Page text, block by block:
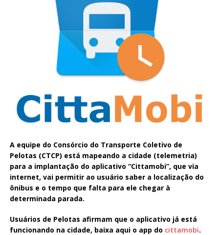
A equipe do Consórcio do Transporte Coletivo de
Pelotas (CTCP) está mapeando a cidade (telemetria)
para a implantação do aplicativo “Cittamobi”, que via
internet, vai permitir ao usuário saber a localização do
ônibus e o tempo que falta para ele chegar à
determinada parada.
Usuários de Pelotas afirmam que o aplicativo já está
funcionando na cidade, baixa aqui o app do cittamobi.